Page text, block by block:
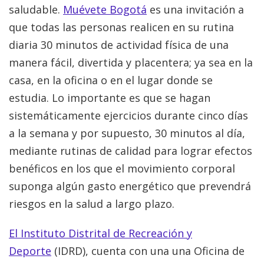
saludable. Muévete Bogotá es una invitación a
que todas las personas realicen en su rutina
diaria 30 minutos de actividad física de una
manera fácil, divertida y placentera; ya sea en la
casa, en la oficina o en el lugar donde se
estudia. Lo importante es que se hagan
sistemáticamente ejercicios durante cinco días
a la semana y por supuesto, 30 minutos al día,
mediante rutinas de calidad para lograr efectos
benéficos en los que el movimiento corporal
suponga algún gasto energético que prevendrá
riesgos en la salud a largo plazo.
El Instituto Distrital de Recreación y
Deporte (IDRD), cuenta con una una Oficina de